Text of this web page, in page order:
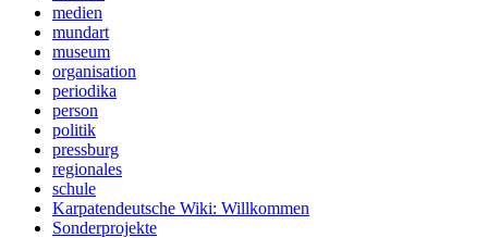
medien
mundart
museum
organisation
periodika
person
politik
pressburg
regionales
schule
Karpatendeutsche Wiki: Willkommen
Sonderprojekte